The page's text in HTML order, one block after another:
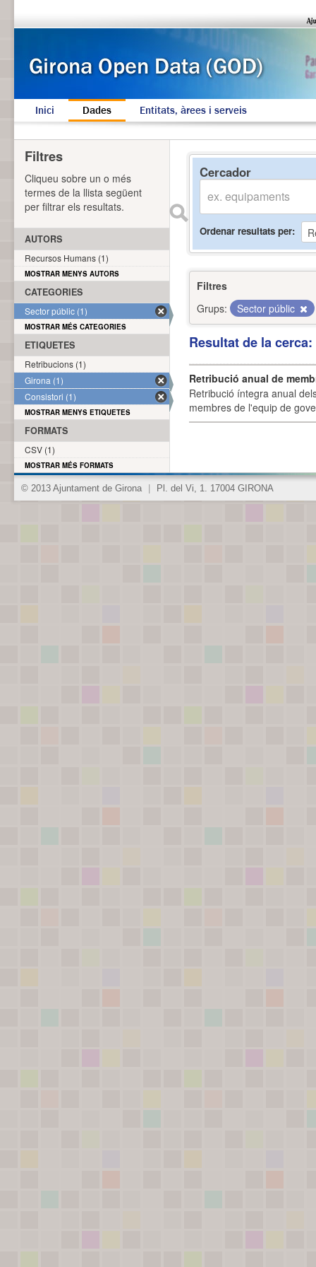
Inici Dades Entitats, àrees i serveis
Cercador
Ordenar resultats per
Filtres
Grups:
Sector públic
Resultat de la
Retribució anual de
Retribució íntegra anual
membres de l'equip de
Filtres
Cliqueu sobre un o més
termes de la llista següent
per filtrar els resultats.
AUTORS
Recursos Humans (1)
MOSTRAR MENYS AUTORS
CATEGORIES
Sector públic (1)
MOSTRAR MÉS CATEGORIES
ETIQUETES
Retribucions (1)
Girona (1)
Consistori (1)
MOSTRAR MENYS ETIQUETES
FORMATS
CSV (1)
MOSTRAR MÉS FORMATS
© 2013 Ajuntament de Girona Pl. del Vi, 1. 17004 GIRONA